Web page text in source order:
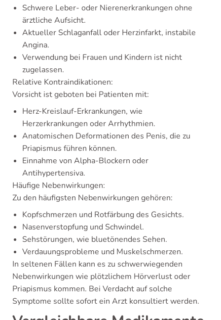
Schwere Leber- oder Nierenerkrankungen ohne
ärztliche Aufsicht.
Aktueller Schlaganfall oder Herzinfarkt, instabile
Angina.
Verwendung bei Frauen und Kindern ist nicht
zugelassen.
Relative Kontraindikationen:
Vorsicht ist geboten bei Patienten mit:
Herz-Kreislauf-Erkrankungen, wie
Herzerkrankungen oder Arrhythmien.
Anatomischen Deformationen des Penis, die zu
Priapismus führen können.
Einnahme von Alpha-Blockern oder
Antihypertensiva.
Häufige Nebenwirkungen:
Zu den häufigsten Nebenwirkungen gehören:
Kopfschmerzen und Rotfärbung des Gesichts.
Nasenverstopfung und Schwindel.
Sehstörungen, wie bluetönendes Sehen.
Verdauungsprobleme und Muskelschmerzen.
In seltenen Fällen kann es zu schwerwiegenden
Nebenwirkungen wie plötzlichem Hörverlust oder
Priapismus kommen. Bei Verdacht auf solche
Symptome sollte sofort ein Arzt konsultiert werden.